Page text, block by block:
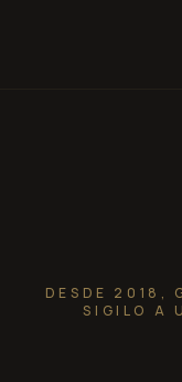
DESDE 2018,
SIGILO A